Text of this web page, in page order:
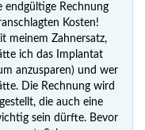
endgültige Rechnung
Kosten!
meinem Zahnersatz,
ich das Implantat
anzusparen) und wer
Die Rechnung wird
die auch eine
sein dürfte. Bevor